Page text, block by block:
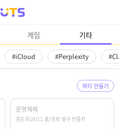
게임 기타
#iCloud #Perplexity
파티 만들기
운영체제
윈도우10/11 홈/프로 영구 인증키